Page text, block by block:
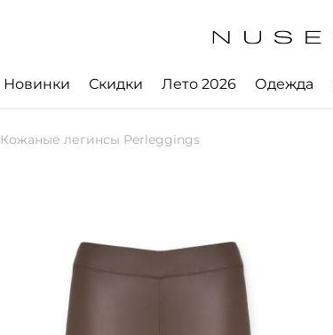
Новинки Скидки Лето 2026 Одежда
Кожаные легинсы Perleggings